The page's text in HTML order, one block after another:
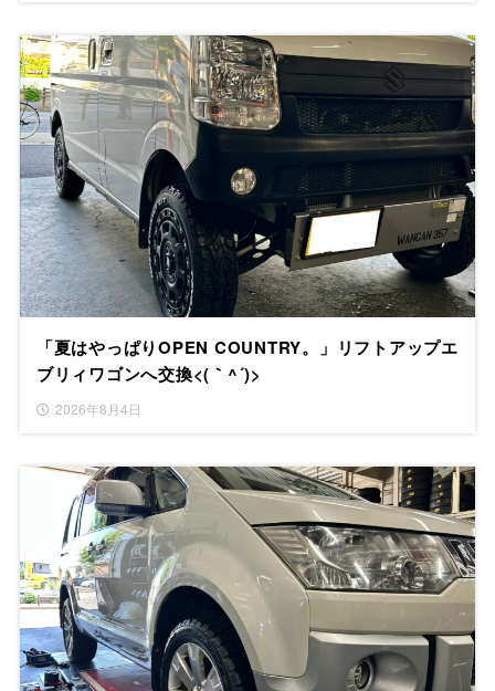
「夏はやっぱりOPEN COUNTRY。」リフトアップエ
ブリィワゴンへ交換<(｀^´)>
2026年8月4日